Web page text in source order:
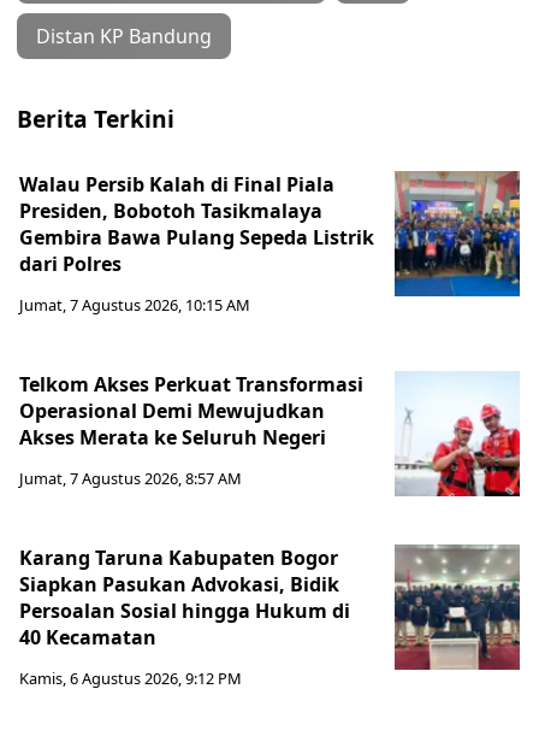
Distan KP Bandung
Berita Terkini
Walau Persib Kalah di Final Piala
Presiden, Bobotoh Tasikmalaya
Gembira Bawa Pulang Sepeda Listrik
dari Polres
Jumat, 7 Agustus 2026, 10:15 AM
Telkom Akses Perkuat Transformasi
Operasional Demi Mewujudkan
Akses Merata ke Seluruh Negeri
Jumat, 7 Agustus 2026, 8:57 AM
Karang Taruna Kabupaten Bogor
Siapkan Pasukan Advokasi, Bidik
Persoalan Sosial hingga Hukum di
40 Kecamatan
Kamis, 6 Agustus 2026, 9:12 PM